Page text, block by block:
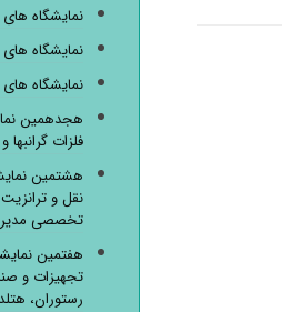
نمایشگاه
نمایشگاه
نمایشگاه
هجدهمین
فلزات
هشتمین
نقل و
تخصصی
هفتمین
تجهیزات و
رستوران،